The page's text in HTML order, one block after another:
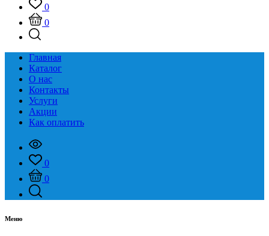
0
0
Главная
Каталог
О нас
Контакты
Услуги
Акции
Как оплатить
0
0
Меню